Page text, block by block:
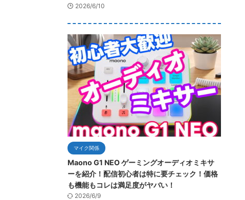
2026/6/10
マイク関係
Maono G1 NEO ゲーミングオーディオミキサ
ーを紹介！配信初心者は特に要チェック！価格
も機能もコレは満足度がヤバい！
2026/6/9